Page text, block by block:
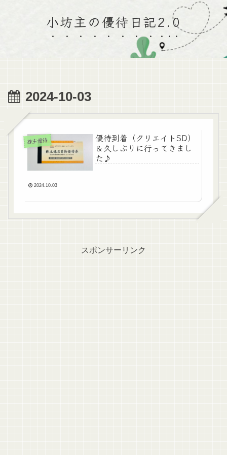
小坊主の優待日記2.0
2024-10-03
株主優待
優待到着（クリエイトSD）
＆久しぶりに行ってきまし
た♪
2024.10.03
スポンサーリンク